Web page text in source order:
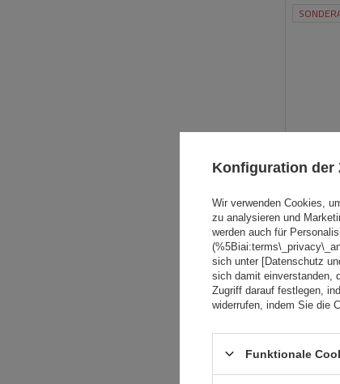
Konfiguration der
Wir verwenden Cookies,
zu analysieren und
werden auch für
sich unter [Datenschutz
sich damit einverstanden,
Zugriff darauf festlegen,
widerrufen, indem Sie die
Funktionale